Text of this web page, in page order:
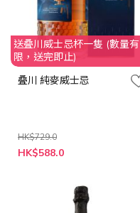
送叠川威士忌杯一隻 (數量有
限，送完即止)
叠川 純麥威士忌
HK$729.0
特
殊
HK$588.0